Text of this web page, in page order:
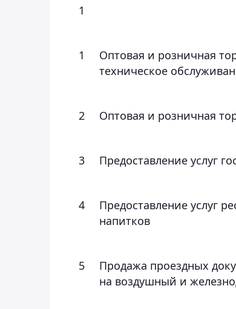
1
1
Оптовая и розничная
техническое
2 Оптовая и розничная
3 Предоставление услуг
4
Предоставление услуг
напитков
5
Продажа проездных
на воздушный и